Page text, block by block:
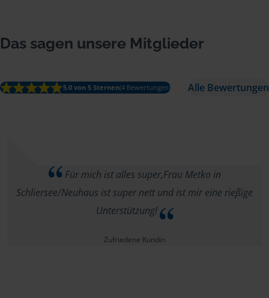
Das sagen unsere Mitglieder
5.0 von 5 Sternen(4 Bewertungen) Alle Bewertungen
Für mich ist alles super,Frau Metko in
Schliersee/Neuhaus ist super nett und ist mir eine rießige
Unterstützung!
Zufriedene Kundin